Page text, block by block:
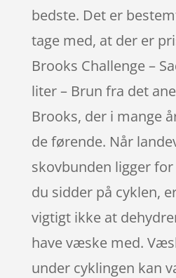
bedste. Det er
tage med, at der er
Brooks Challenge –
liter – Brun fra det
Brooks, der i mange
de førende. Når
skovbunden ligger
du sidder på cyklen,
vigtigt ikke at
have væske med.
under cyklingen kan